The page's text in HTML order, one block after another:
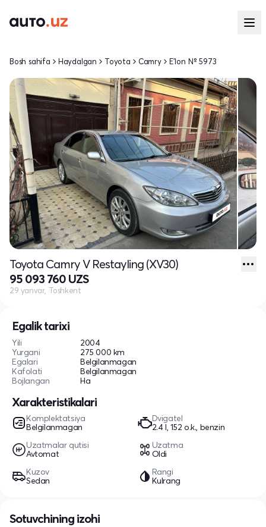
Egalik tarixi
Yili
2004
Yurgani
275 000 km
Egalari
Belgilanmagan
Kafolati
Belgilanmagan
Bojlangan
Ha
Xarakteristikalari
Komplektatsiya
Belgilanmagan
Dvigatel
2.4 l, 152 o.k., benzin
Uzatmalar qutisi
Avtomat
Uzatma
Oldi
Kuzov
Sedan
Rangi
Kulrang
Bosh sahifa Haydalgan Toyota Camry E'lon № 5973
Toyota Camry V Restayling (XV30)
95 093 760 UZS
29 yanvar, Toshkent
Sotuvchining izohi